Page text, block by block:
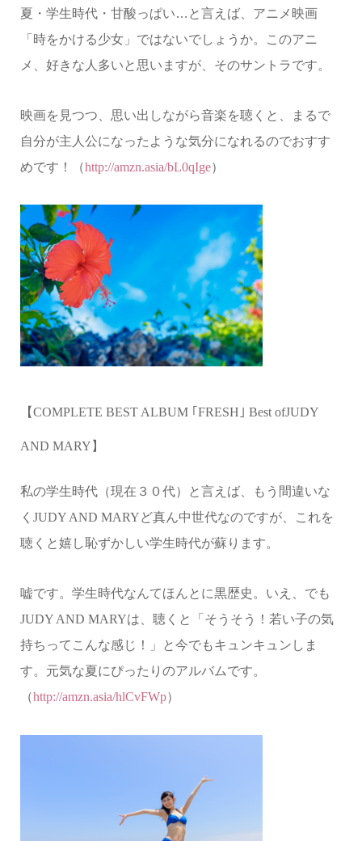
夏・学生時代・甘酸っぱい…と言えば、アニメ映画
「時をかける少女」ではないでしょうか。このアニ
メ、好きな人多いと思いますが、そのサントラです。
映画を見つつ、思い出しながら音楽を聴くと、まるで
自分が主人公になったような気分になれるのでおすす
めです！（http://amzn.asia/bL0qIge）
【COMPLETE BEST ALBUM ｢ FRESH ｣ Best ofJUDY
AND MARY 】
私の学生時代（現在３０代）と言えば、もう間違いな
く JUDY AND MARYど真ん中世代なのですが、これを
聴くと嬉し恥ずかしい学生時代が蘇ります。
嘘です。学生時代なんてほんとに黒歴史。いえ、でも
JUDY AND MARYは、聴くと「そうそう！若い子の気
持ちってこんな感じ！」と今でもキュンキュンしま
す。元気な夏にぴったりのアルバムです。
（http://amzn.asia/hlCvFWp）